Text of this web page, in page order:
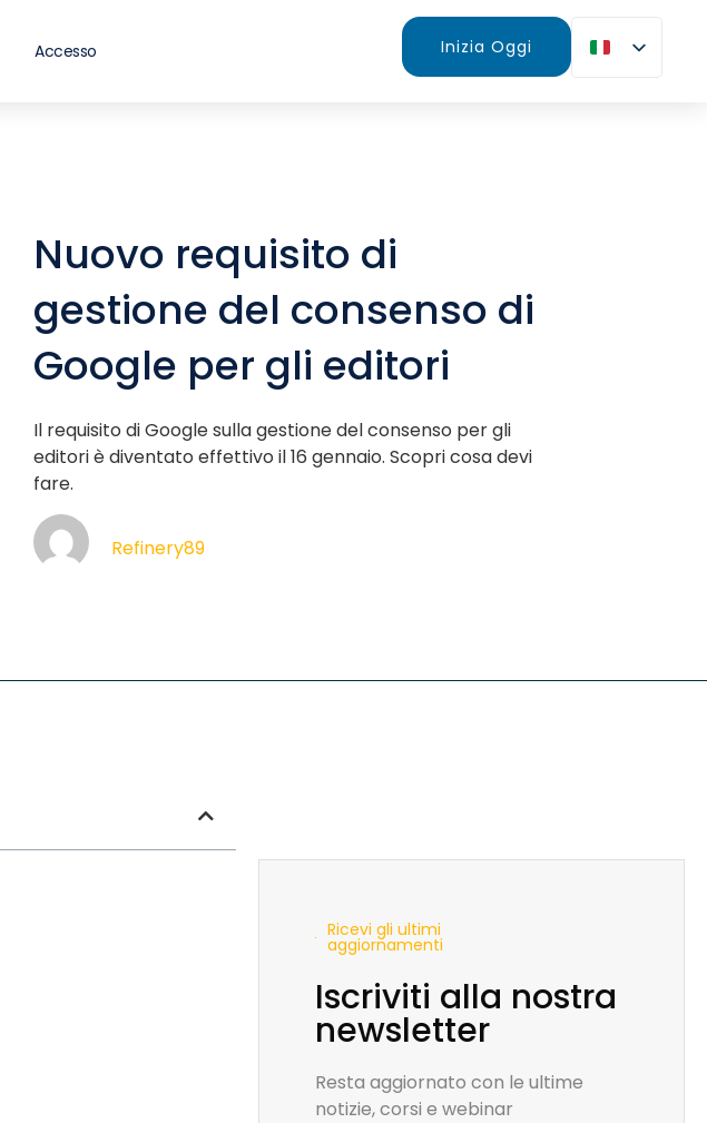
Accesso Inizia Oggi
Nuovo requisito di
gestione del consenso di
Google per gli editori
Il requisito di Google sulla gestione del consenso per gli
editori è diventato effettivo il 16 gennaio. Scopri cosa devi
fare.
Refinery89
Ricevi gli ultimi
aggiornamenti
Iscriviti alla nostra
newsletter
Resta aggiornato con le ultime
notizie, corsi e webinar